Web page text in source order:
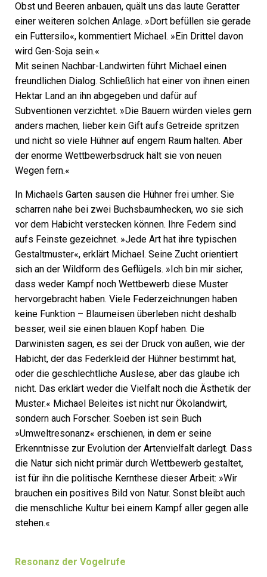
Obst und Beeren anbauen, quält uns das laute Geratter
einer weiteren solchen Anlage. »Dort befüllen sie gerade
ein Futtersilo«, kommentiert Michael. »Ein Drittel davon
wird Gen-Soja sein.«
Mit seinen Nachbar-Landwirten führt Michael einen
freundlichen Dialog. Schließlich hat einer von ihnen einen
Hektar Land an ihn abgegeben und dafür auf
Subventionen verzichtet. »Die Bauern würden vieles gern
anders machen, lieber kein Gift aufs Getreide spritzen
und nicht so viele Hühner auf engem Raum halten. Aber
der enorme Wettbewerbsdruck hält sie von neuen
Wegen fern.«
In Michaels Garten sausen die Hühner frei umher. Sie
scharren nahe bei zwei Buchsbaumhecken, wo sie sich
vor dem Habicht verstecken können. Ihre Federn sind
aufs Feinste gezeichnet. »Jede Art hat ihre typischen
Gestaltmuster«, erklärt Michael. Seine Zucht orientiert
sich an der Wildform des Geflügels. »Ich bin mir sicher,
dass weder Kampf noch Wettbewerb diese Muster
hervorgebracht haben. Viele Federzeichnungen haben
keine Funktion – Blaumeisen überleben nicht deshalb
besser, weil sie einen blauen Kopf haben. Die
Darwinisten sagen, es sei der Druck von außen, wie der
Habicht, der das Federkleid der Hühner bestimmt hat,
oder die geschlechtliche Auslese, aber das glaube ich
nicht. Das erklärt weder die Vielfalt noch die Ästhetik der
Muster.« Michael Beleites ist nicht nur Ökolandwirt,
sondern auch Forscher. Soeben ist sein Buch
»Umweltresonanz« erschienen, in dem er seine
Erkenntnisse zur Evolution der Artenvielfalt darlegt. Dass
die Natur sich nicht primär durch Wettbewerb gestaltet,
ist für ihn die politische Kernthese dieser Arbeit: »Wir
brauchen ein positives Bild von Natur. Sonst bleibt auch
die menschliche Kultur bei einem Kampf aller gegen alle
stehen.«
Resonanz der Vogelrufe